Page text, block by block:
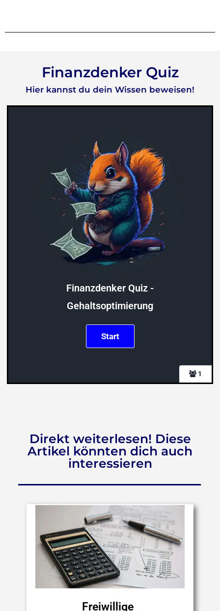
Finanzdenker Quiz
Hier kannst du dein Wissen beweisen!
1
Finanzdenker Quiz -
Gehaltsoptimierung
Direkt weiterlesen! Diese
Artikel könnten dich auch
interessieren
Freiwillige